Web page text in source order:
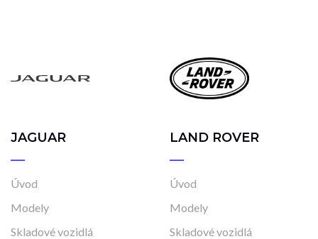
JAGUAR
Úvod
Modely
Skladové vozidlá
LAND ROVER
Úvod
Modely
Skladové vozidlá